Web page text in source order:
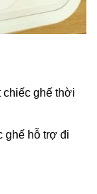
chiếc ghế thời
ghế hỗ trợ đi